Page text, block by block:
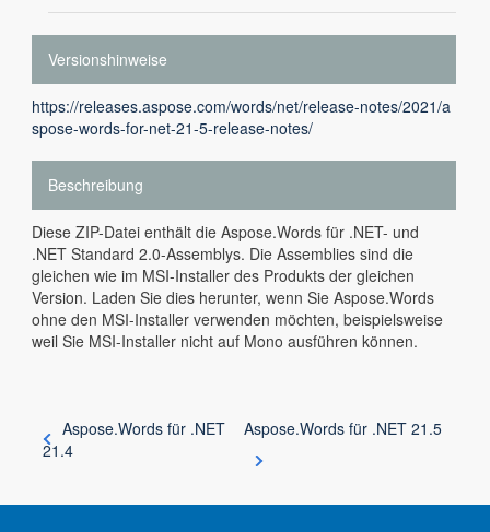
Versionshinweise
https://releases.aspose.com/words/net/release-notes/2021/a
spose-words-for-net-21-5-release-notes/
Beschreibung
Diese ZIP-Datei enthält die Aspose.Words für .NET- und
.NET Standard 2.0-Assemblys. Die Assemblies sind die
gleichen wie im MSI-Installer des Produkts der gleichen
Version. Laden Sie dies herunter, wenn Sie Aspose.Words
ohne den MSI-Installer verwenden möchten, beispielsweise
weil Sie MSI-Installer nicht auf Mono ausführen können.
Aspose.Words für .NET
21.4
Aspose.Words für .NET 21.5